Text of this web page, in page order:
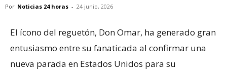
Por Noticias 24 horas - 24 junio, 2026
El ícono del reguetón, Don Omar, ha generado gran
entusiasmo entre su fanaticada al confirmar una
nueva parada en Estados Unidos para su